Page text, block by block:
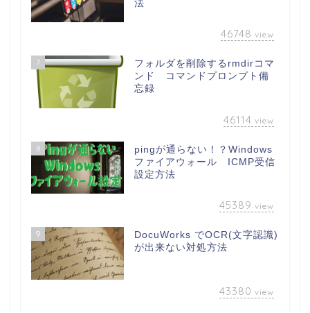
法
46748 view
7
フォルダを削除するrmdirコマ
ンド コマンドプロンプト備
忘録
46114 view
8
pingが通らない！？Windows
ファイアウォール ICMP受信
設定方法
45389 view
9
DocuWorks でOCR(文字認識)
が出来ない対処方法
43380 view